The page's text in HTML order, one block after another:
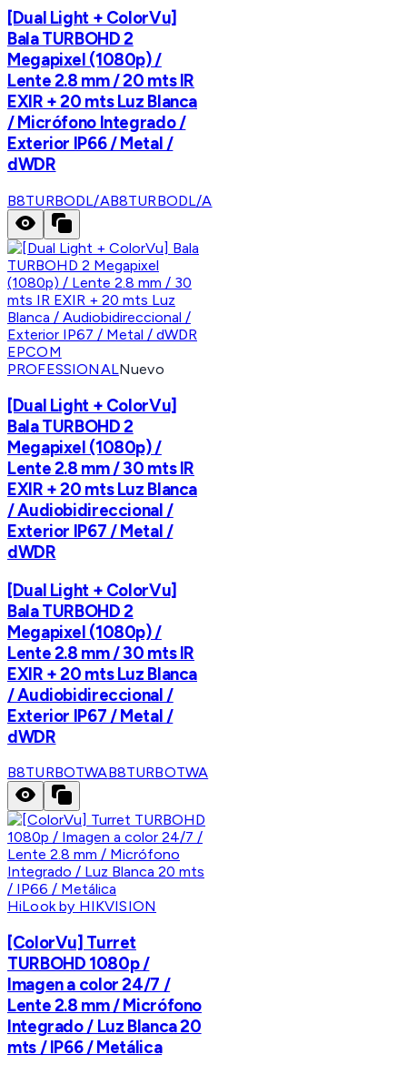
[Dual Light + ColorVu]
Bala TURBOHD 2
Megapixel (1080p) /
Lente 2.8 mm / 20 mts IR
EXIR + 20 mts Luz Blanca
/ Micrófono Integrado /
Exterior IP66 / Metal /
dWDR
B8TURBODL/AB8TURBODL/A
EPCOM
PROFESSIONALNuevo
[Dual Light + ColorVu]
Bala TURBOHD 2
Megapixel (1080p) /
Lente 2.8 mm / 30 mts IR
EXIR + 20 mts Luz Blanca
/ Audiobidireccional /
Exterior IP67 / Metal /
dWDR
[Dual Light + ColorVu]
Bala TURBOHD 2
Megapixel (1080p) /
Lente 2.8 mm / 30 mts IR
EXIR + 20 mts Luz Blanca
/ Audiobidireccional /
Exterior IP67 / Metal /
dWDR
B8TURBOTWAB8TURBOTWA
HiLook by HIKVISION
[ColorVu] Turret
TURBOHD 1080p /
Imagen a color 24/7 /
Lente 2.8 mm / Micrófono
Integrado / Luz Blanca 20
mts / IP66 / Metálica